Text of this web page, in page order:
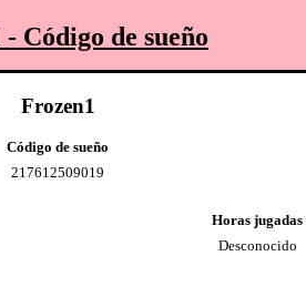
- Código de sueño
Frozen1
Código de sueño
217612509019
Horas jugadas
Desconocido